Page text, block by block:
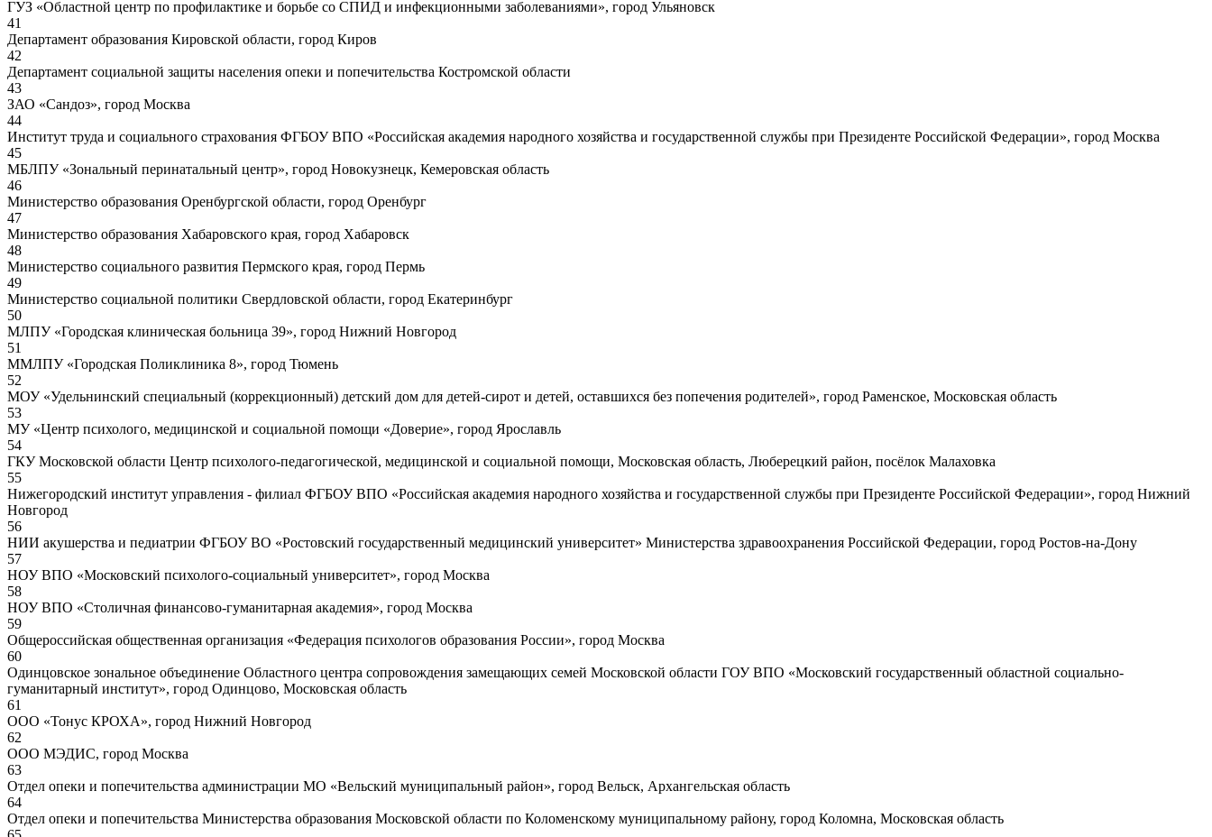
ГУЗ «Областной центр по профилактике и борьбе со СПИД и инфекционными заболеваниями», город Ульяновск
41
Департамент образования Кировской области, город Киров
42
Департамент социальной защиты населения опеки и попечительства Костромской области
43
ЗАО «Сандоз», город Москва
44
Институт труда и социального страхования ФГБОУ ВПО «Российская академия народного хозяйства и государственной службы при Президенте Российской Федерации», город Москва
45
МБЛПУ «Зональный перинатальный центр», город Новокузнецк, Кемеровская область
46
Министерство образования Оренбургской области, город Оренбург
47
Министерство образования Хабаровского края, город Хабаровск
48
Министерство социального развития Пермского края, город Пермь
49
Министерство социальной политики Свердловской области, город Екатеринбург
50
МЛПУ «Городская клиническая больница 39», город Нижний Новгород
51
ММЛПУ «Городская Поликлиника 8», город Тюмень
52
МОУ «Удельнинский специальный (коррекционный) детский дом для детей-сирот и детей, оставшихся без попечения родителей», город Раменское, Московская область
53
МУ «Центр психолого, медицинской и социальной помощи «Доверие», город Ярославль
54
ГКУ Московской области Центр психолого-педагогической, медицинской и социальной помощи, Московская область, Люберецкий район, посёлок Малаховка
55
Нижегородский институт управления - филиал ФГБОУ ВПО «Российская академия народного хозяйства и государственной службы при Президенте Российской Федерации», город Нижний
Новгород
56
НИИ акушерства и педиатрии ФГБОУ ВО «Ростовский государственный медицинский университет» Министерства здравоохранения Российской Федерации, город Ростов-на-Дону
57
НОУ ВПО «Московский психолого-социальный университет», город Москва
58
НОУ ВПО «Столичная финансово-гуманитарная академия», город Москва
59
Общероссийская общественная организация «Федерация психологов образования России», город Москва
60
Одинцовское зональное объединение Областного центра сопровождения замещающих семей Московской области ГОУ ВПО «Московский государственный областной социально-
гуманитарный институт», город Одинцово, Московская область
61
ООО «Тонус КРОХА», город Нижний Новгород
62
ООО МЭДИС, город Москва
63
Отдел опеки и попечительства администрации МО «Вельский муниципальный район», город Вельск, Архангельская область
64
Отдел опеки и попечительства Министерства образования Московской области по Коломенскому муниципальному району, город Коломна, Московская область